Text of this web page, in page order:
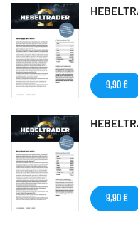
9,90 €
9,90 €